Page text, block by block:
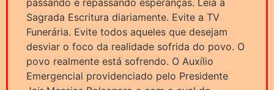
passando e repassando esperanças. Leia a
Sagrada Escritura diariamente. Evite a TV
Funerária. Evite todos aqueles que desejam
desviar o foco da realidade sofrida do povo. O
povo realmente está sofrendo. O Auxílio
Emergencial providenciado pelo Presidente